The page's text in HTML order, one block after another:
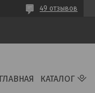
49 отзывов
КАТАЛОГ